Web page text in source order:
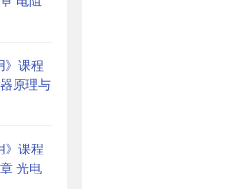
》课程
原理与
》课程
光电